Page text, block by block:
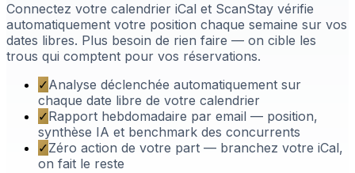
Connectez votre calendrier iCal et ScanStay vérifie
automatiquement votre position chaque semaine sur vos
dates libres. Plus besoin de rien faire — on cible les
trous qui comptent pour vos réservations.
✓Analyse déclenchée automatiquement sur
chaque date libre de votre calendrier
✓Rapport hebdomadaire par email — position,
synthèse IA et benchmark des concurrents
✓Zéro action de votre part — branchez votre iCal,
on fait le reste